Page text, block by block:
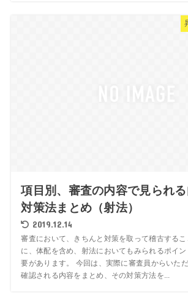
項目別、審査の内容で見られ
対策法まとめ（射法）
2019.12.14
審査において、きちんと対策を取って稽古する
に、体配を含め、射法においてもみられるポイ
要があります。 今回は、実際に審査員からいた
確認される内容をまとめ、その対策方法を...